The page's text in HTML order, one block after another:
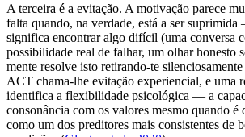
A terceira é a evitação. A motivação parece
falta quando, na verdade, está a ser
significa encontrar algo difícil (uma conversa
possibilidade real de falhar, um olhar honesto
mente resolve isto retirando-te
ACT chama-lhe evitação experiencial, e uma
identifica a flexibilidade psicológica — a
consonância com os valores mesmo quando
como um dos preditores mais consistentes de